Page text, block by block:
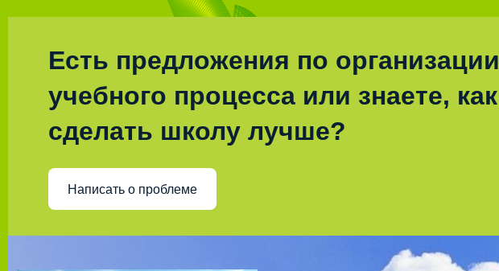
Есть предложения по организации
учебного процесса или знаете, как
сделать школу лучше?
Написать о проблеме